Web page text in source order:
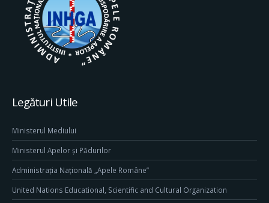
Legături Utile
Ministerul Mediului
Ministerul Apelor și Pădurilor
Administrația Națională „Apele Române”
United Nations Educational, Scientific and Cultural Organization